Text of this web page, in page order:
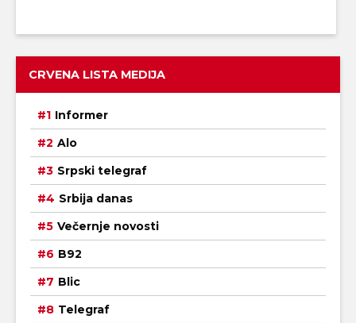
CRVENA LISTA MEDIJA
Informer
Alo
Srpski telegraf
Srbija danas
Večernje novosti
B92
Blic
Telegraf